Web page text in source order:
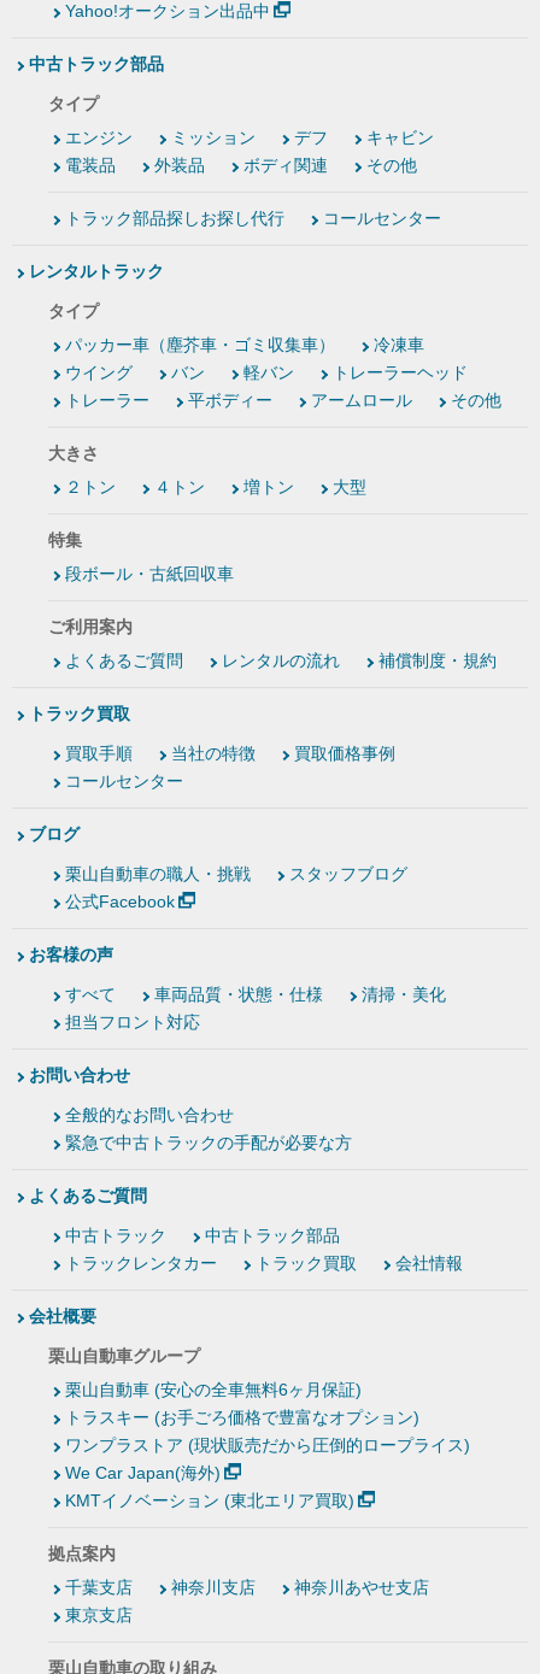
Yahoo!オークション出品中
中古トラック部品
タイプ
エンジン
ミッション デフ
キャビン
電装品
外装品 ボディ関連 その他
トラック部品探しお探し代行 コールセンター
レンタルトラック
タイプ
パッカー車（塵芥車・ゴミ収集車）
冷凍車
ウイング
バン 軽バン
トレーラーヘッド
トレーラー
平ボディー アームロール その他
大きさ
２トン
４トン 増トン 大型
特集
段ボール・古紙回収車
ご利用案内
よくあるご質問
レンタルの流れ 補償制度・規約
トラック買取
買取手順 当社の特徴
買取価格事例
コールセンター
ブログ
栗山自動車の職人・挑戦
スタッフブログ
公式Facebook
お客様の声
すべて 車両品質・状態・仕様
清掃・美化
担当フロント対応
お問い合わせ
全般的なお問い合わせ
緊急で中古トラックの手配が必要な方
よくあるご質問
中古トラック
中古トラック部品
トラックレンタカー
トラック買取 会社情報
会社概要
栗山自動車グループ
栗山自動車 (安心の全車無料6ヶ月保証)
トラスキー (お手ごろ価格で豊富なオプション)
ワンプラストア (現状販売だから圧倒的ロープライス)
We Car Japan(海外)
KMTイノベーション (東北エリア買取)
拠点案内
千葉支店
神奈川支店
神奈川あやせ支店
東京支店
栗山自動車の取り組み